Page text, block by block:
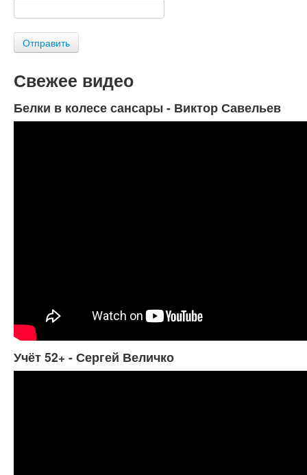
Отправить
Свежее видео
Белки в колесе сансары - Виктор Савельев
Учёт 52+ - Сергей Величко